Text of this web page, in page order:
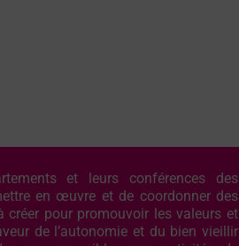
et leurs conférences des
en œuvre et de coordonner des
pour promouvoir les valeurs et
de l’autonomie et du bien vieillir